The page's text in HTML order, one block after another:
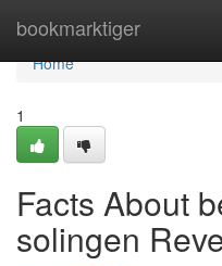
bookmarktiger
Home
Home
1
Facts About
solingen